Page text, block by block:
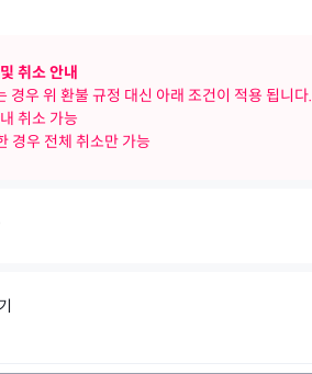
취소 안내
경우 위 환불 규정 대신 아래 조건이 적용 됩니다.
취소 가능
경우 전체 취소만 가능